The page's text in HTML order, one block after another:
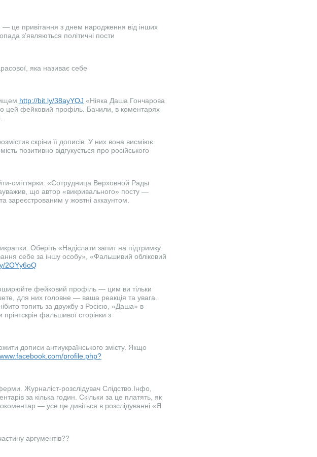
це привітання з днем народження від інших
з’являються політичні пости
яка називає себе
http://bit.ly/38ayYOJ «Ніяка Даша Гончарова
фейковий профіль. Бачили, в коментарях
скріни її дописів. У них вона висміює
позитивно відгукується про російського
сміттярки: «Сотрудница Верховной Рады
що автор «викривального» посту —
у жовтні аккаунтом.
Оберіть «Надіслати запит на підтримку
себе за іншу особу», «Фальшивий обліковий
2OYy6oQ
фейковий профіль — цим ви тільки
для них головне — ваша реакція та увага.
топить за дружбу з Росією, «Даша» в
фальшивої сторінки з
дописи антиукраїнського змісту. Якщо
profile.php?
Журналіст-розслідувач Слідство.Інфо,
за кілька годин. Скільки за це платять, як
— усе це дивіться в розслідуванні «Я
аргументів??